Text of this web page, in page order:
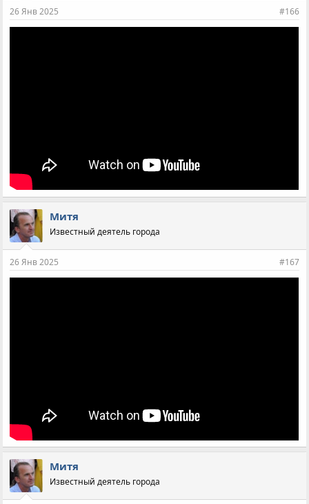
26 Янв 2025 #166
Митя
Известный деятель города
26 Янв 2025 #167
Митя
Известный деятель города